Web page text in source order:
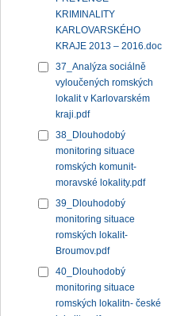
KRIMINALITY
KARLOVARSKÉHO
KRAJE 2013 – 2016.doc
37_Analýza sociálně
vyloučených romských
lokalit v Karlovarském
kraji.pdf
38_Dlouhodobý
monitoring situace
romských komunit-
moravské lokality.pdf
39_Dlouhodobý
monitoring situace
romských lokalit-
Broumov.pdf
40_Dlouhodobý
monitoring situace
romských lokalitn- české